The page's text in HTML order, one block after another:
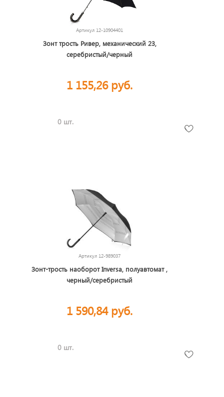
Артикул 12-10904401
Зонт трость Ривер, механический 23,
серебристый/черный
1 155,26 руб.
0 шт.
Артикул 12-989037
Зонт-трость наоборот Inversa, полуавтомат ,
черный/серебристый
1 590,84 руб.
0 шт.